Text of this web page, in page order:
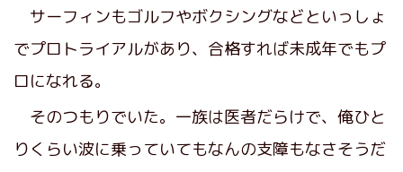
サーフィンもゴルフやボクシングなどといっしょ
でプロトライアルがあり、合格すれば未成年でもプ
ロになれる。
そのつもりでいた。一族は医者だらけで、俺ひと
りくらい波に乗っていてもなんの支障もなさそうだ